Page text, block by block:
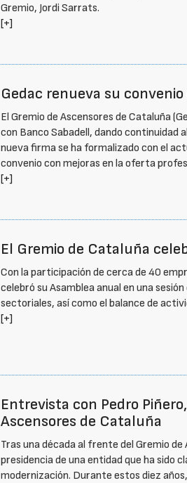
Gremio, Jordi Sarrats.
[+]
Gedac renueva su
El Gremio de Ascensores de Cataluña
con Banco Sabadell, dando
nueva firma se ha formalizado con el
convenio con mejoras en la oferta
[+]
El Gremio de Cataluña
Con la participación de cerca de 40
celebró su Asamblea anual en una
sectoriales, así como el balance de
[+]
Entrevista con Pedro
Ascensores de Cataluña
Tras una década al frente del Gremio
presidencia de una entidad que ha sido
modernización. Durante estos diez